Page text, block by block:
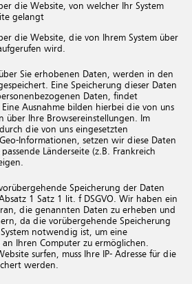
die Website, von welcher Ihr System
gelangt
die Website, die von Ihrem System über
wird.
Sie erhobenen Daten, werden in den
gespeichert. Eine Speicherung dieser Daten
Daten, findet
Ausnahme bilden hierbei die von uns
über Ihre Browsereinstellungen. Im
die von uns eingesetzten
Informationen, setzen wir diese Daten
Länderseite (z.B. Frankreich
Speicherung der Daten
1 Satz 1 lit. f DSGVO. Wir haben ein
die genannten Daten zu erheben und
da die vorübergehende Speicherung
notwendig ist, um eine
Ihren Computer zu ermöglichen.
surfen, muss Ihre IP- Adresse für die
werden.